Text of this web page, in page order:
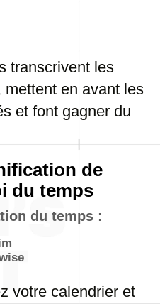
transcrivent les
mettent en avant les
et font gagner du
de
du temps
du temps :
votre calendrier et